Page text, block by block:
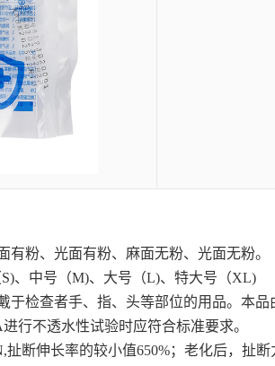
有粉、光面有粉、麻面无粉、光面无粉。
、中号（M)、大号（L)、特大号（XL)
于检查者手、指、头等部位的用品。本
行不透水性试验时应符合标准要求。
扯断伸长率的较小值650%；老化后，扯断